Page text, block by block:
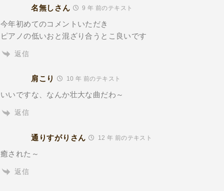
名無しさん 9 年 前のテキスト
今年初めてのコメントいただき
ピアノの低いおと混ざり合うとこ良いです
返信
肩こり 10 年 前のテキスト
いいですな、なんか壮大な曲だわ～
返信
通りすがりさん 12 年 前のテキスト
癒された～
返信